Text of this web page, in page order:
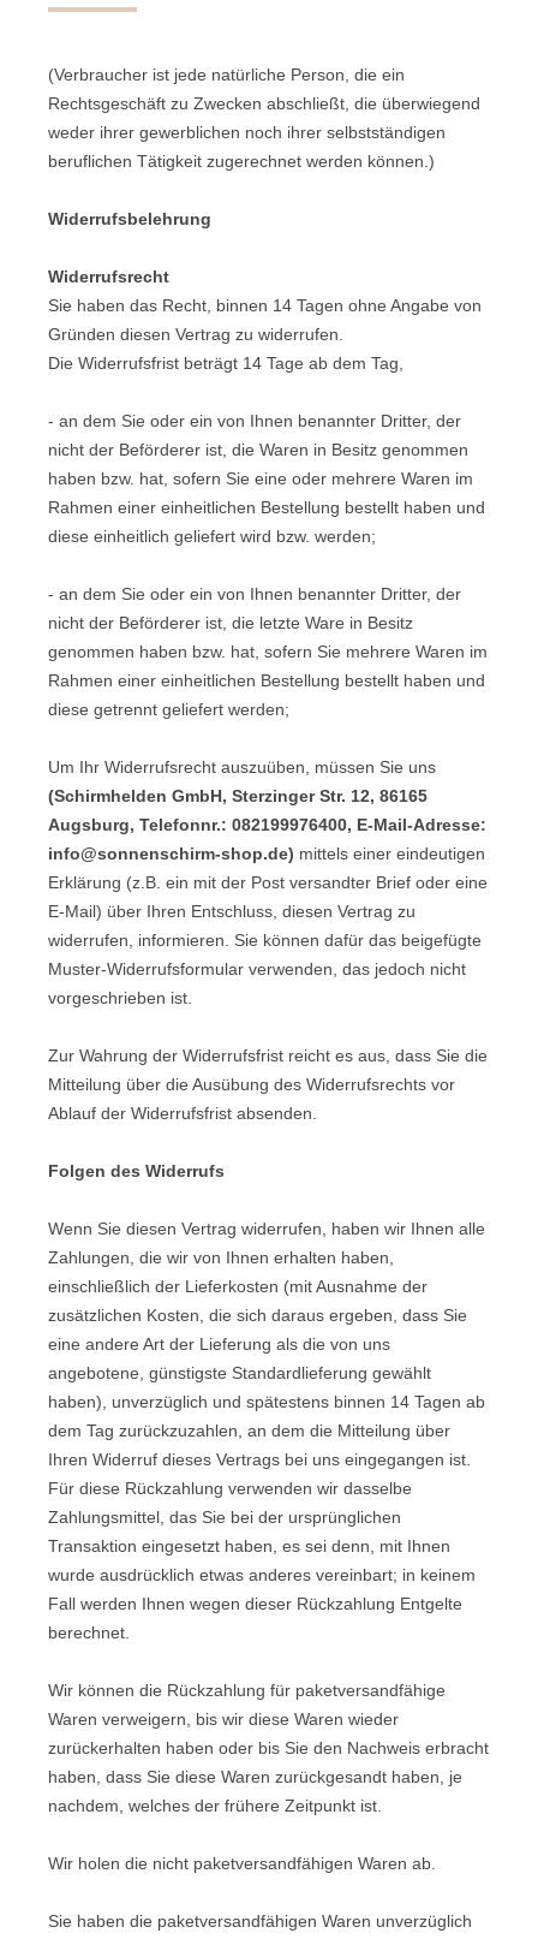
(Verbraucher ist jede natürliche Person, die ein
Rechtsgeschäft zu Zwecken abschließt, die überwiegend
weder ihrer gewerblichen noch ihrer selbstständigen
beruflichen Tätigkeit zugerechnet werden können.)
Widerrufsbelehrung
Widerrufsrecht
Sie haben das Recht, binnen 14 Tagen ohne Angabe von
Gründen diesen Vertrag zu widerrufen.
Die Widerrufsfrist beträgt 14 Tage ab dem Tag,
- an dem Sie oder ein von Ihnen benannter Dritter, der
nicht der Beförderer ist, die Waren in Besitz genommen
haben bzw. hat, sofern Sie eine oder mehrere Waren im
Rahmen einer einheitlichen Bestellung bestellt haben und
diese einheitlich geliefert wird bzw. werden;
- an dem Sie oder ein von Ihnen benannter Dritter, der
nicht der Beförderer ist, die letzte Ware in Besitz
genommen haben bzw. hat, sofern Sie mehrere Waren im
Rahmen einer einheitlichen Bestellung bestellt haben und
diese getrennt geliefert werden;
Um Ihr Widerrufsrecht auszuüben, müssen Sie uns
(Schirmhelden GmbH, Sterzinger Str. 12, 86165
Augsburg, Telefonnr.: 082199976400, E-Mail-Adresse:
info@sonnenschirm-shop.de) mittels einer eindeutigen
Erklärung (z.B. ein mit der Post versandter Brief oder eine
E-Mail) über Ihren Entschluss, diesen Vertrag zu
widerrufen, informieren. Sie können dafür das beigefügte
Muster-Widerrufsformular verwenden, das jedoch nicht
vorgeschrieben ist.
Zur Wahrung der Widerrufsfrist reicht es aus, dass Sie die
Mitteilung über die Ausübung des Widerrufsrechts vor
Ablauf der Widerrufsfrist absenden.
Folgen des Widerrufs
Wenn Sie diesen Vertrag widerrufen, haben wir Ihnen alle
Zahlungen, die wir von Ihnen erhalten haben,
einschließlich der Lieferkosten (mit Ausnahme der
zusätzlichen Kosten, die sich daraus ergeben, dass Sie
eine andere Art der Lieferung als die von uns
angebotene, günstigste Standardlieferung gewählt
haben), unverzüglich und spätestens binnen 14 Tagen ab
dem Tag zurückzuzahlen, an dem die Mitteilung über
Ihren Widerruf dieses Vertrags bei uns eingegangen ist.
Für diese Rückzahlung verwenden wir dasselbe
Zahlungsmittel, das Sie bei der ursprünglichen
Transaktion eingesetzt haben, es sei denn, mit Ihnen
wurde ausdrücklich etwas anderes vereinbart; in keinem
Fall werden Ihnen wegen dieser Rückzahlung Entgelte
berechnet.
Wir können die Rückzahlung für paketversandfähige
Waren verweigern, bis wir diese Waren wieder
zurückerhalten haben oder bis Sie den Nachweis erbracht
haben, dass Sie diese Waren zurückgesandt haben, je
nachdem, welches der frühere Zeitpunkt ist.
Wir holen die nicht paketversandfähigen Waren ab.
Sie haben die paketversandfähigen Waren unverzüglich